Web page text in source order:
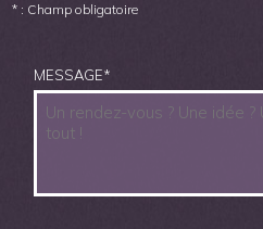
* : Champ obligatoire
MESSAGE*